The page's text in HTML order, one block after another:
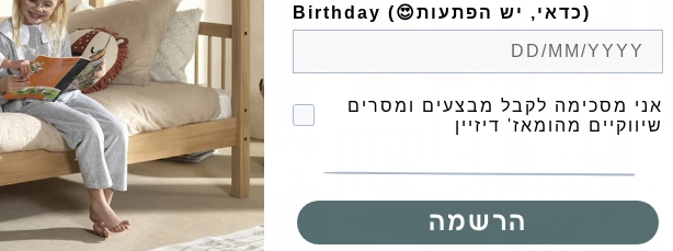
Birthday (😍כדאי, יש הפתעות)
הסכמה לקבל מבצעים
אני מסכימה לקבל מבצעים ומסרים
שיווקיים מהומאז' דיזיין
הרשמה